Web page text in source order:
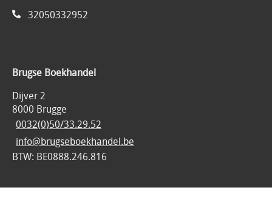
32050332952
Brugse Boekhandel
Dijver 2
8000 Brugge
0032(0)50/33.29.52
info@brugseboekhandel.be
BTW: BE0888.246.816